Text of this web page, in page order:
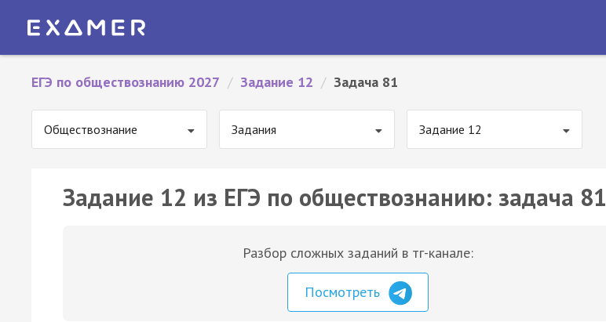
ЕГЭ по обществознанию 2027 / Задание 12 / Задача 81
Обществознание Задания Задание 12
Задание 12 из ЕГЭ по обществознанию: задача 81
Разбор сложных заданий в тг-канале:
Посмотреть